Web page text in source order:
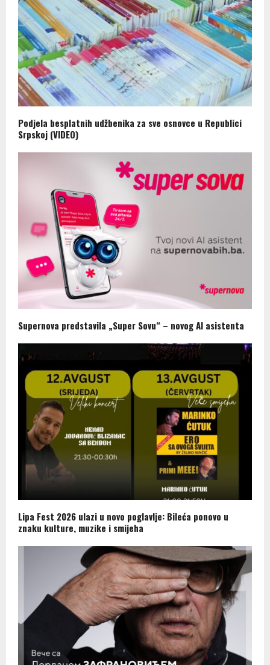
Podjela besplatnih udžbenika za sve osnovce u Republici
Srpskoj (VIDEO)
Supernova predstavila „Super Sovu“ – novog AI asistenta
Lipa Fest 2026 ulazi u novo poglavlje: Bileća ponovo u
znaku kulture, muzike i smijeha